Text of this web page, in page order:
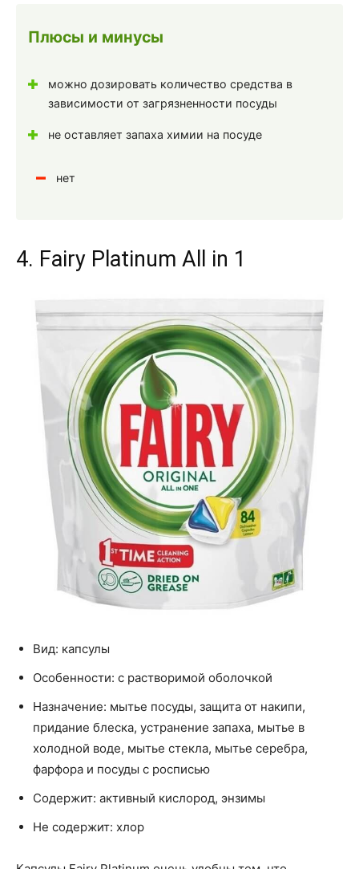
Плюсы и минусы
можно дозировать количество средства в
зависимости от загрязненности посуды
не оставляет запаха химии на посуде
нет
4. Fairy Platinum All in 1
Вид: капсулы
Особенности: с растворимой оболочкой
Назначение: мытье посуды, защита от накипи,
придание блеска, устранение запаха, мытье в
холодной воде, мытье стекла, мытье серебра,
фарфора и посуды с росписью
Содержит: активный кислород, энзимы
Не содержит: хлор